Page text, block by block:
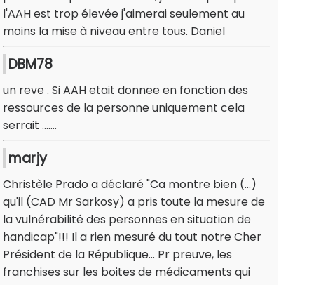
l'AAH est trop élevée j'aimerai seulement au
moins la mise à niveau entre tous. Daniel
DBM78
un reve . Si AAH etait donnee en fonction des
ressources de la personne uniquement cela
serrait .......
marjy
Christèle Prado a déclaré "Ca montre bien (...)
qu'il (CAD Mr Sarkosy) a pris toute la mesure de
la vulnérabilité des personnes en situation de
handicap"!!! Il a rien mesuré du tout notre Cher
Président de la République... Pr preuve, les
franchises sur les boites de médicaments qui